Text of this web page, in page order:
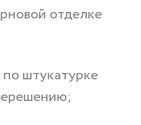
отделке
штукатурке